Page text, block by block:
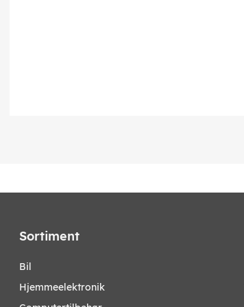
Sortiment
bil
hjemmeelektronik